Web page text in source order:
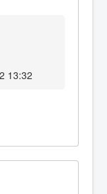
13:32